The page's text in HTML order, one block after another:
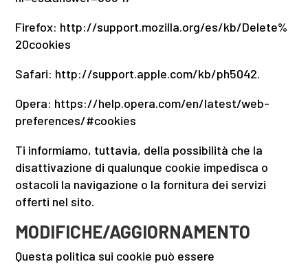
Firefox: http://support.mozilla.org/es/kb/Delete%
20cookies
Safari: http://support.apple.com/kb/ph5042.
Opera: https://help.opera.com/en/latest/web-
preferences/#cookies
Ti informiamo, tuttavia, della possibilità che la
disattivazione di qualunque cookie impedisca o
ostacoli la navigazione o la fornitura dei servizi
offerti nel sito.
MODIFICHE/AGGIORNAMENTO
Questa politica sui cookie può essere